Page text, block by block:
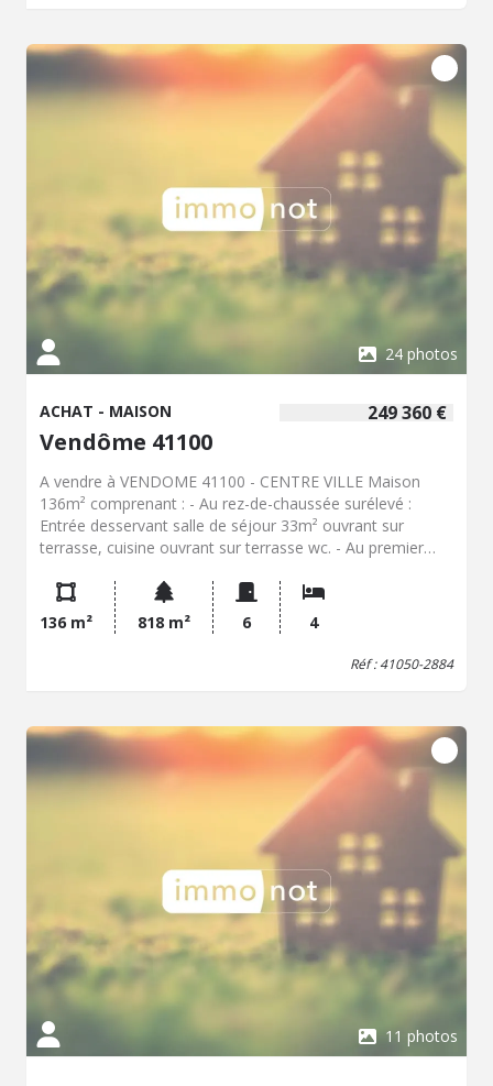
chambre et salle d'eau à restaurer. Grenier sur le tout
Dépendances : Ancienne écurie 30m² à usage de garage.
Débarras avec pièces au-dessus anciennement à usage
d'habitation, bûcher. Cour intérieure pavée et jardin, le
tout clos de murs 698m². Logement à consommation
énergétique excessive Les informations sur les risques
auxquels ce bien est exposé sont disponibles sur le site
Géorisques : www. georisques. gouv. fr Consultez nos
tarifs : glr-vendome.notaires.fr
24 photos
249 360 €
ACHAT - MAISON
Vendôme 41100
A vendre à VENDOME 41100 - CENTRE VILLE Maison
136m² comprenant : - Au rez-de-chaussée surélevé :
Entrée desservant salle de séjour 33m² ouvrant sur
terrasse, cuisine ouvrant sur terrasse wc. - Au premier
dont une avec salle de bain privative, et wc avec lave-
mains. - Au deuxième étage : Palier desservant deux
chambres, salle d'eau et grenier. Terrasse à l'arrière de la
maison. Cave sous partie. Dépendance d'environ 40m²
Garage. Cour, jardin clos et arboré 818m². Les
informations sur les risques auxquels ce bien est exposé
sont disponibles sur le site Géorisques : www. georisques.
gouv. fr Consultez nos tarifs : glr-vendome.notaires.fr
136 m² 818 m² 6 4
Réf : 41050-2884
11 photos